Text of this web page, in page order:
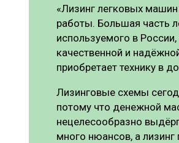
«Лизинг легковых
работы. Большая часть
используемого в
качественной и
приобретает технику в
Лизинговые схемы
потому что денежной
нецелесообразно
много нюансов, а